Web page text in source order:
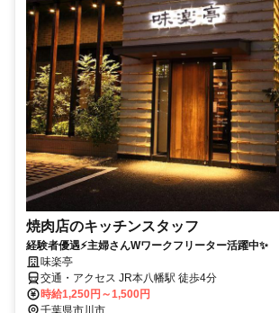
焼肉店のキッチンスタッフ
経験者優遇⚡主婦さんWワークフリーター活躍中✨
味楽亭
交通・アクセス JR本八幡駅 徒歩4分
時給1,250円～1,500円